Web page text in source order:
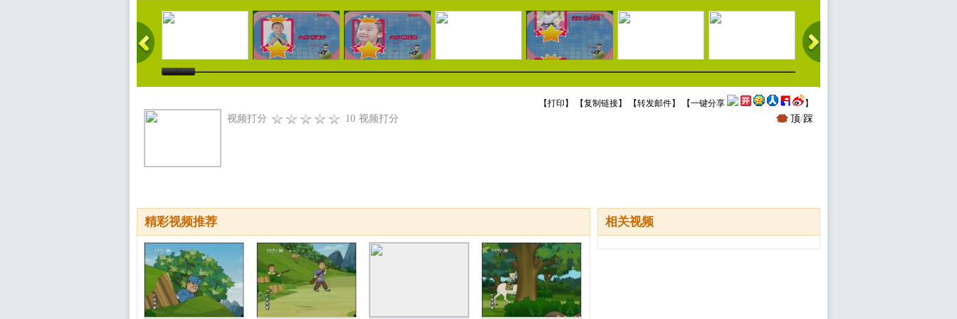
【打印 】 【复制链接】 【转发邮件】 【一键分享 】
视频打分 10 视频打分 顶/踩
相关视频
精彩视频推荐